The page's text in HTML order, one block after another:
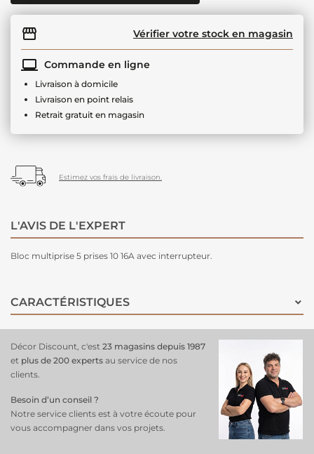
Vérifier votre stock en magasin
Commande en ligne
Livraison à domicile
Livraison en point relais
Retrait gratuit en magasin
Estimez vos frais de livraison.
L'AVIS DE L'EXPERT
Bloc multiprise 5 prises 10 16A avec interrupteur.
CARACTÉRISTIQUES
Décor Discount, c'est 23 magasins depuis 1987
et plus de 200 experts au service de nos
clients.
Besoin d’un conseil ?
Notre service clients est à votre écoute pour
vous accompagner dans vos projets.